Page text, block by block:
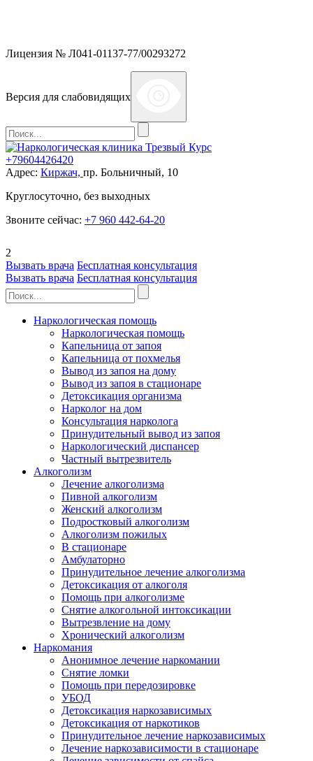
Лицензия № Л041-01137-77/00293272
Версия для слабовидящих
+79604426420
Адрес: Киржач, пр. Больничный, 10
Круглосуточно, без выходных
Звоните сейчас: +7 960 442-64-20
2
Вызвать врача Бесплатная консультация
Вызвать врача Бесплатная консультация
Наркологическая помощь
Наркологическая помощь
Капельница от запоя
Капельница от похмелья
Вывод из запоя на дому
Вывод из запоя в стационаре
Детоксикация организма
Нарколог на дом
Консультация нарколога
Принудительный вывод из запоя
Наркологический диспансер
Частный вытрезвитель
Алкоголизм
Лечение алкоголизма
Пивной алкоголизм
Женский алкоголизм
Подростковый алкоголизм
Алкоголизм пожилых
В стационаре
Амбулаторно
Принудительное лечение алкоголизма
Детоксикация от алкоголя
Помощь при алкоголизме
Снятие алкогольной интоксикации
Вытрезвление на дому
Хронический алкоголизм
Наркомания
Анонимное лечение наркомании
Снятие ломки
Помощь при передозировке
УБОД
Детоксикация наркозависимых
Детоксикация от наркотиков
Принудительное лечение наркозависимых
Лечение наркозависимости в стационаре